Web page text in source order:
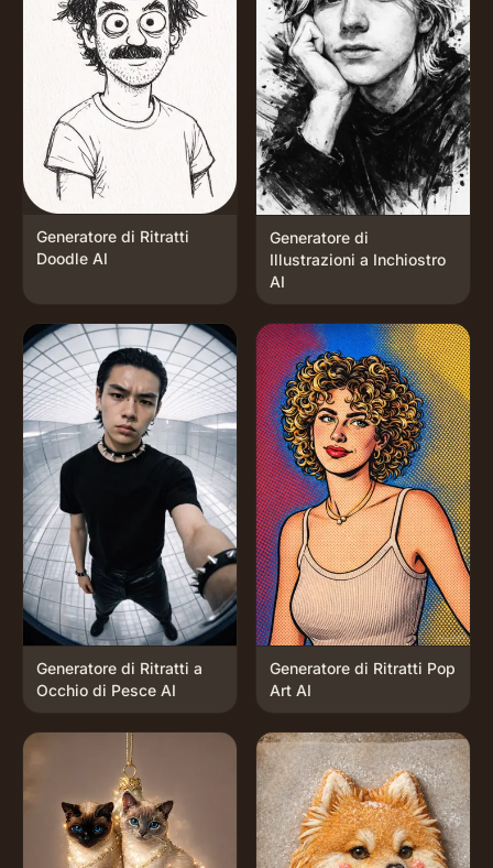
Generatore di Ritratti
Doodle AI
Generatore di
Illustrazioni a Inchiostro
AI
Generatore di Ritratti a
Occhio di Pesce AI
Generatore di Ritratti Pop
Art AI